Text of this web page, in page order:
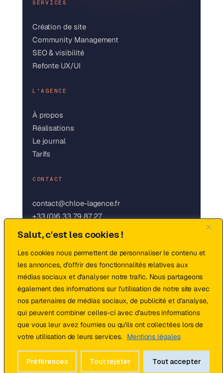
Salut, c'est les cookies !
Les cookies nous permettent de personnaliser le contenu et
les annonces, d'offrir des fonctionnalités relatives aux
médias sociaux et d'analyser notre trafic. Nous partageons
également des informations sur l'utilisation de notre site avec
nos partenaires de médias sociaux, de publicité et d'analyse,
qui peuvent combiner celles-ci avec d'autres informations
que vous leur avez fournies ou qu'ils ont collectées lors de
votre utilisation de leurs services. Mentions légales
Préférences Tout rejeter Tout accepter
SERVICES
Création de site
Community Management
SEO & visibilité
Refonte UX/UI
L'AGENCE
À propos
Réalisations
Le journal
Tarifs
CONTACT
contact@chloe-lagence.fr
+33 (0)6 33 79 87 27
LinkedIn
Instagram
© 2026 Chloé · L'Agence Digitale — fait
avec ❤ en France
Mentions légales·Politique de
confidentialité